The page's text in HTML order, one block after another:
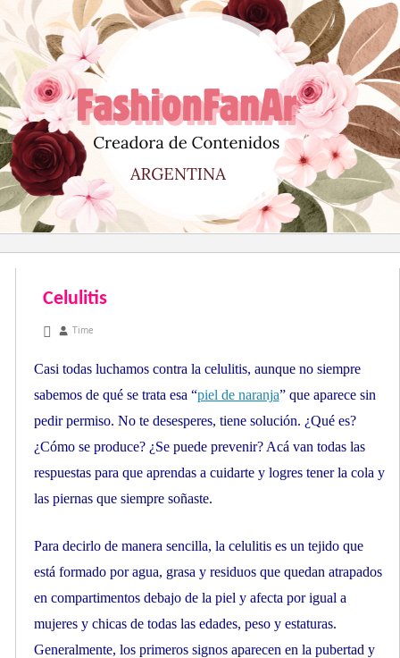
al
contenido
Celulitis
junio 30, 2010
Time
Casi todas luchamos contra la celulitis, aunque no siempre
sabemos de qué se trata esa “piel de naranja” que aparece sin
pedir permiso. No te desesperes, tiene solución. ¿Qué es?
¿Cómo se produce? ¿Se puede prevenir? Acá van todas las
respuestas para que aprendas a cuidarte y logres tener la cola y
las piernas que siempre soñaste.
Para decirlo de manera sencilla, la celulitis es un tejido que
está formado por agua, grasa y residuos que quedan atrapados
en compartimentos debajo de la piel y afecta por igual a
mujeres y chicas de todas las edades, peso y estaturas.
Generalmente, los primeros signos aparecen en la pubertad y